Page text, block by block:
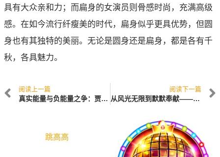
具有大众亲和力；而扁身的女演员则骨感时尚，充满高级
感。在如今流行纤瘦美的时代，扁身似乎更具优势，但圆
身也有其独特的美丽。无论是圆身还是扁身，都是各有千
秋，各具魅力。
阅读上一篇
真实能量与负能量之争：贾樟柯与《江湖儿女》的思考
阅读下一篇
从风光无限到默默奉献——邱贻可的乒乓球之路
跳高高